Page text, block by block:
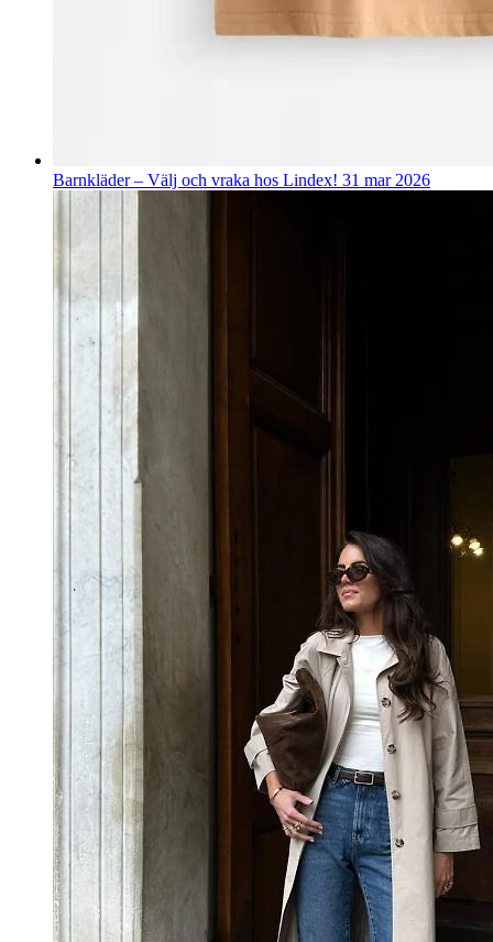
Barnkläder – Välj och vraka hos Lindex! 31 mar 2026